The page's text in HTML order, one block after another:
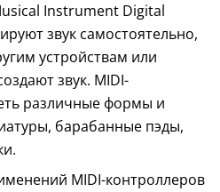
Instrument Digital
звук самостоятельно,
устройствам или
звук. MIDI-
различные формы и
барабанные пэды,
MIDI-контроллеров